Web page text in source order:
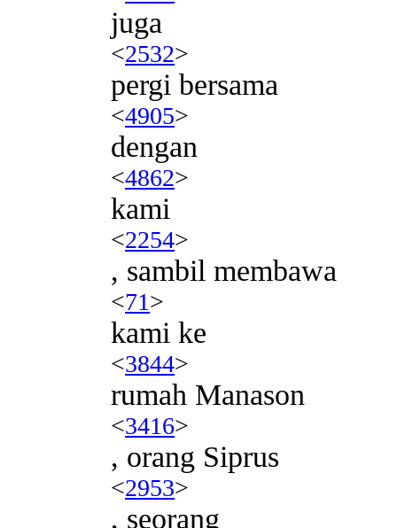
juga
<2532>
pergi bersama
<4905>
dengan
<4862>
kami
<2254>
, sambil membawa
<71>
kami ke
<3844>
rumah Manason
<3416>
, orang Siprus
<2953>
, seorang